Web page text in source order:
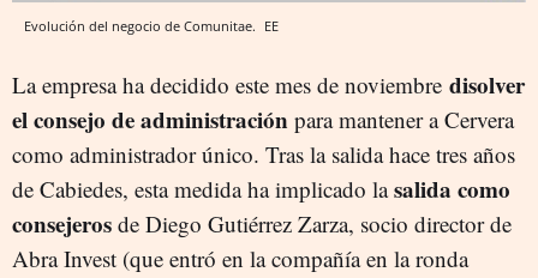
Evolución del negocio de Comunitae. EE
La empresa ha decidido este mes de noviembre disolver
el consejo de administración para mantener a Cervera
como administrador único. Tras la salida hace tres años
de Cabiedes, esta medida ha implicado lasalida como
consejeros de Diego Gutiérrez Zarza, socio director de
Abra Invest (que entró en la compañía en la ronda